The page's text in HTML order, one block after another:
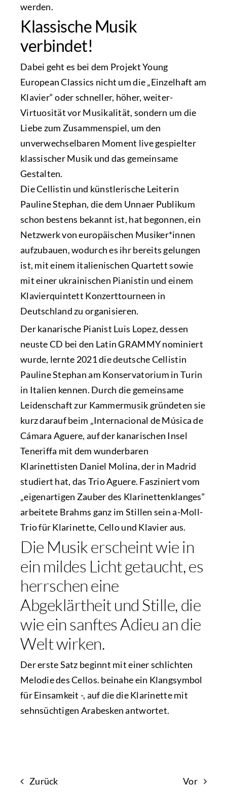
werden.
Klassische Musik
verbindet!
Dabei geht es bei dem Projekt Young
European Classics nicht um die „Einzelhaft am
Klavier“ oder schneller, höher, weiter-
Virtuosität vor Musikalität, sondern um die
Liebe zum Zusammenspiel, um den
unverwechselbaren Moment live gespielter
klassischer Musik und das gemeinsame
Gestalten.
Die Cellistin und künstlerische Leiterin
Pauline Stephan, die dem Unnaer Publikum
schon bestens bekannt ist, hat begonnen, ein
Netzwerk von europäischen Musiker*innen
aufzubauen, wodurch es ihr bereits gelungen
ist, mit einem italienischen Quartett sowie
mit einer ukrainischen Pianistin und einem
Klavierquintett Konzerttourneen in
Deutschland zu organisieren.
Der kanarische Pianist Luis Lopez, dessen
neuste CD bei den Latin GRAMMY nominiert
wurde, lernte 2021 die deutsche Cellistin
Pauline Stephan am Konservatorium in Turin
in Italien kennen. Durch die gemeinsame
Leidenschaft zur Kammermusik gründeten sie
kurz darauf beim „Internacional de Música de
Cámara Aguere, auf der kanarischen Insel
Teneriffa mit dem wunderbaren
Klarinettisten Daniel Molina, der in Madrid
studiert hat, das Trio Aguere. Fasziniert vom
„eigenartigen Zauber des Klarinettenklanges“
arbeitete Brahms ganz im Stillen sein a-Moll-
Trio für Klarinette, Cello und Klavier aus.
Die Musik erscheint wie in
ein mildes Licht getaucht, es
herrschen eine
Abgeklärtheit und Stille, die
wie ein sanftes Adieu an die
Welt wirken.
Der erste Satz beginnt mit einer schlichten
Melodie des Cellos. beinahe ein Klangsymbol
für Einsamkeit -, auf die die Klarinette mit
sehnsüchtigen Arabesken antwortet.
Zurück Vor